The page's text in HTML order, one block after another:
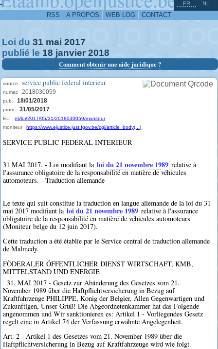
-
RSS A PROPOS WEB LOG CONTACT
FR NL
Loi du 31 mai 2017
publié le 18 janvier 2018
Comment obtenir une aide juridique ?
source service public federal interieur
numac 2018030059
pub. 18/01/2018
prom. 31/05/2017
ELI
eli/loi/2017/05/31/2018030059/moniteur
moniteur
https://www.ejustice.just.fgov.be/cgi/article_body(...)
SERVICE PUBLIC FEDERAL INTERIEUR
31 MAI 2017. - Loi modifiant la loi du 21 novembre 1989 relative à
l'assurance obligatoire de la responsabilité en matière de véhicules
automoteurs. - Traduction allemande
Le texte qui suit constitue la traduction en langue allemande de la loi du 31
mai 2017 modifiant la loi du 21 novembre 1989 relative à l'assurance
obligatoire de la responsabilité en matière de véhicules automoteurs
(Moniteur belge du 12 juin 2017).
Cette traduction a été établie par le Service central de traduction allemande
de Malmedy.
FÖDERALER ÖFFENTLICHER DIENST WIRTSCHAFT, KMB,
MITTELSTAND UND ENERGIE
31. MAI 2017 - Gesetz zur Abänderung des Gesetzes vom 21.
November 1989 über die Haftpflichtversicherung in Bezug auf
Kraftfahrzeuge PHILIPPE, Konig der Belgier, Allen Gegenwartigen und
Zukunftigen, Unser Gruß! Die Abgeordnetenkammer hat das Folgende
angenommen und Wir sanktionieren es: Artikel 1 - Vorliegendes Gesetz
regelt eine in Artikel 74 der Verfassung erwähnte Angelegenheit.
Art. 2 - Artikel 1 des Gesetzes vom 21. November 1989 über die
Haftpflichtversicherung in Bezug auf Kraftfahrzeuge wird wie folgt
^